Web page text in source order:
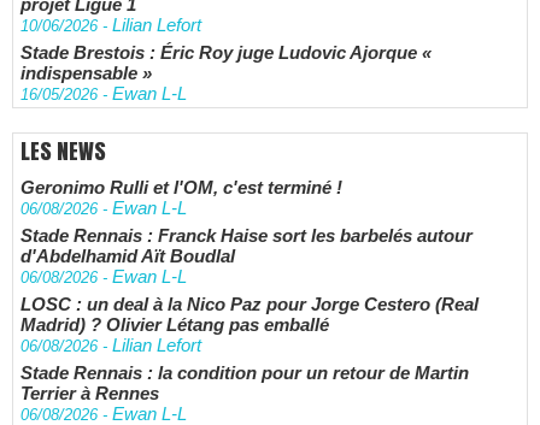
projet Ligue 1
10/06/2026 - Lilian Lefort
Stade Brestois : Éric Roy juge Ludovic Ajorque «
indispensable »
16/05/2026 - Ewan L-L
LES NEWS
Geronimo Rulli et l'OM, c'est terminé !
06/08/2026 - Ewan L-L
Stade Rennais : Franck Haise sort les barbelés autour
d'Abdelhamid Aït Boudlal
06/08/2026 - Ewan L-L
LOSC : un deal à la Nico Paz pour Jorge Cestero (Real
Madrid) ? Olivier Létang pas emballé
06/08/2026 - Lilian Lefort
Stade Rennais : la condition pour un retour de Martin
Terrier à Rennes
06/08/2026 - Ewan L-L